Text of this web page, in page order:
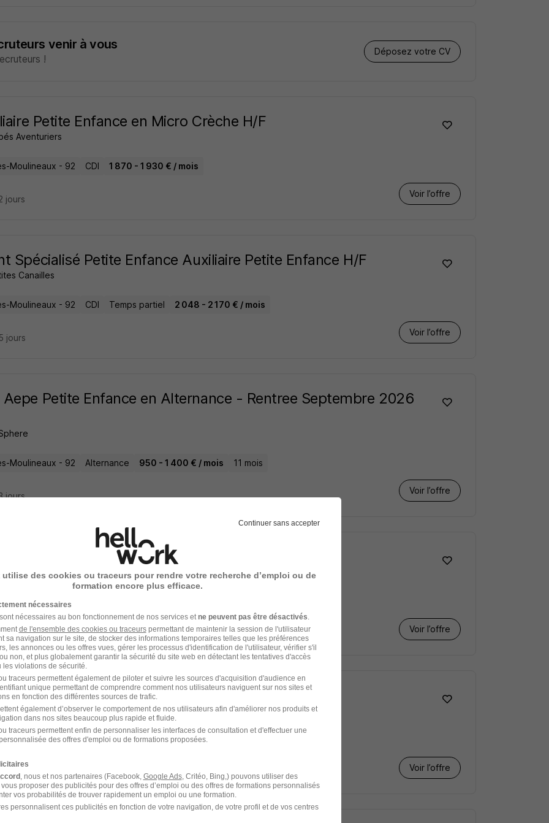
venir à vous
!
Déposez votre CV
Petite Enfance en Micro Crèche H/F
Aventuriers
Moulineaux - 92 CDI 1 870 - 1 930 € / mois
Voir l’offre
jours
Spécialisé Petite Enfance Auxiliaire Petite Enfance H/F
Canailles
Moulineaux - 92 CDI Temps partiel 2 048 - 2 170 € / mois
Voir l’offre
jours
Aepe Petite Enfance en Alternance - Rentree Septembre 2026
Moulineaux - 92 Alternance 950 - 1 400 € / mois 11 mois
Voir l’offre
jours
Petite Enfance - CDI H/F
job Aix
Moulineaux - 92
Voir l’offre
jours
Petite Enfance H/F
Canailles
Moulineaux - 92 CDI 2 148 - 2 270 € / mois
Voir l’offre
jours
Continuer sans accepter
utilise des cookies ou traceurs pour rendre votre recherche d’emploi ou de
formation encore plus efficace.
nécessaires
nécessaires au bon fonctionnement de nos services et ne peuvent pas être désactivés
de l'ensemble des cookies ou traceurspermettant de maintenir la session de l'utilisateur
sa navigation sur le site, de stocker des informations temporaires telles que les préférences
les annonces ou les offres vues, gérer les processus d'identification de l'utilisateur, vérifier s'il
non, et plus globalement garantir la sécurité du site web en détectant les tentatives d'accès
violations de sécurité.
traceurs permettent également de piloter et suivre les sources d'acquisition d'audience en
unique permettant de comprendre comment nos utilisateurs naviguent sur nos sites et
en fonction des différentes sources de trafic.
également d’observer le comportement de nos utilisateurs afin d'améliorer nos produits et
dans nos sites beaucoup plus rapide et fluide.
traceurs permettent enfin de personnaliser les interfaces de consultation et d'effectuer une
des offres d'emploi ou de formations proposées.
, nous et nos partenaires (Facebook, Google Ads, Critéo, Bing,) pouvons utiliser des
proposer des publicités pour des offres d’emploi ou des offres de formations personnalisés
vos probabilités de trouver rapidement un emploi ou une formation.
personnalisent ces publicités en fonction de votre navigation, de votre profil et de vos centres